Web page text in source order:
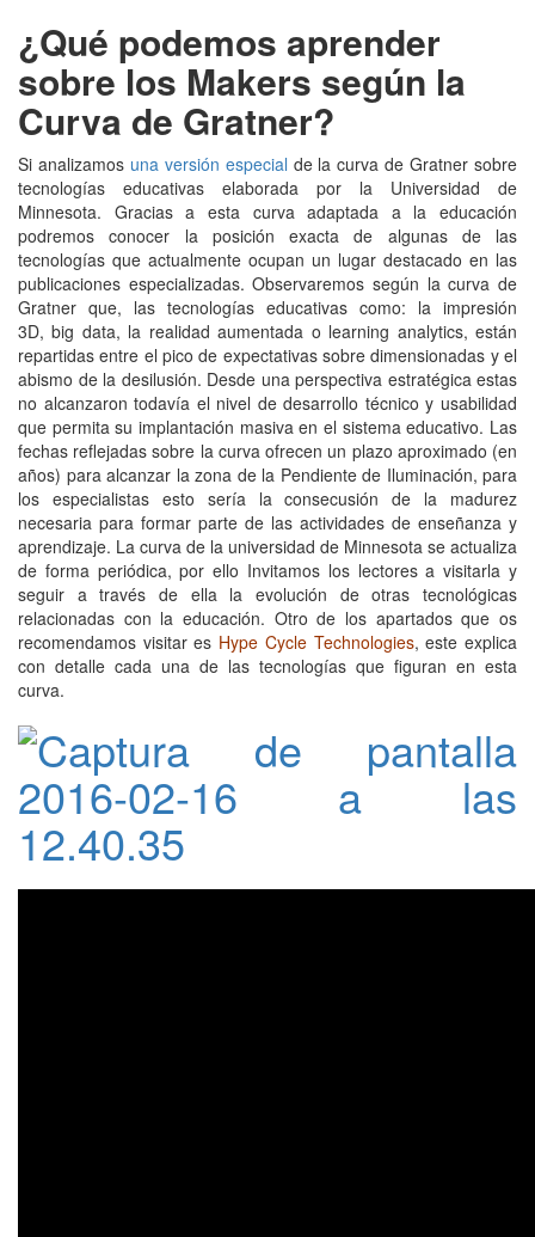
¿Qué podemos aprender
sobre los Makers según la
Curva de Gratner?
Si analizamos una versión especial de la curva de Gratner sobre
tecnologías educativas elaborada por la Universidad de
Minnesota. Gracias a esta curva adaptada a la educación
podremos conocer la posición exacta de algunas de las
tecnologías que actualmente ocupan un lugar destacado en las
publicaciones especializadas. Observaremos según la curva de
Gratner que, las tecnologías educativas como: la impresión
3D, big data, la realidad aumentada o learning analytics, están
repartidas entre el pico de expectativas sobre dimensionadas y el
abismo de la desilusión. Desde una perspectiva estratégica estas
no alcanzaron todavía el nivel de desarrollo técnico y usabilidad
que permita su implantación masiva en el sistema educativo. Las
fechas reflejadas sobre la curva ofrecen un plazo aproximado (en
años) para alcanzar la zona de la Pendiente de Iluminación, para
los especialistas esto sería la consecusión de la madurez
necesaria para formar parte de las actividades de enseñanza y
aprendizaje. La curva de la universidad de Minnesota se actualiza
de forma periódica, por ello Invitamos los lectores a visitarla y
seguir a través de ella la evolución de otras tecnológicas
relacionadas con la educación. Otro de los apartados que os
recomendamos visitar es Hype Cycle Technologies, este explica
con detalle cada una de las tecnologías que figuran en esta
curva.